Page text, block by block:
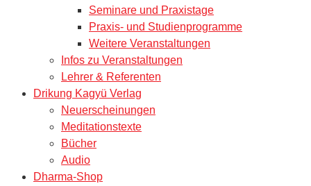
Seminare und Praxistage
Praxis- und Studienprogramme
Weitere Veranstaltungen
Infos zu Veranstaltungen
Lehrer & Referenten
Drikung Kagyü Verlag
Neuerscheinungen
Meditationstexte
Bücher
Audio
Dharma-Shop